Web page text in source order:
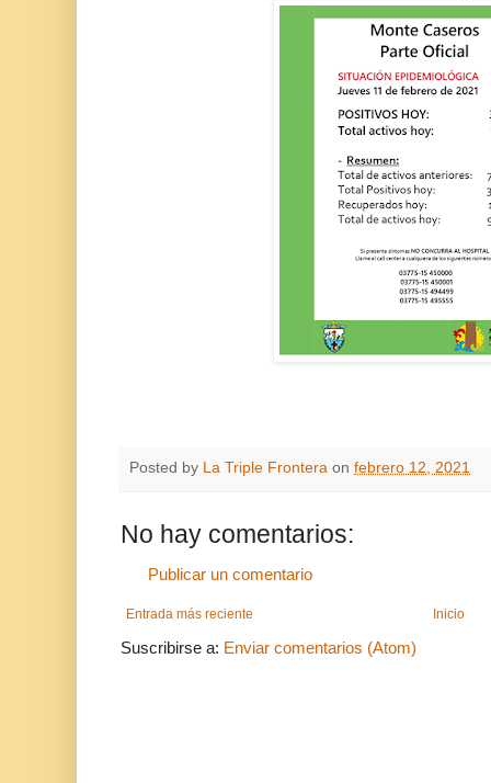
Posted by La Triple Frontera on febrero 12, 2021
No hay comentarios:
Publicar un comentario
Entrada más reciente Inicio
Suscribirse a: Enviar comentarios (Atom)